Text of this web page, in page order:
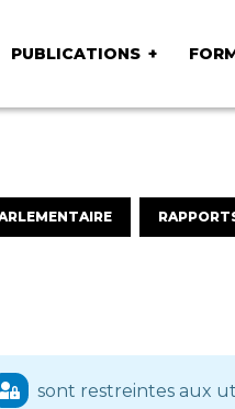
PUBLICATIONS
sont restreintes aux